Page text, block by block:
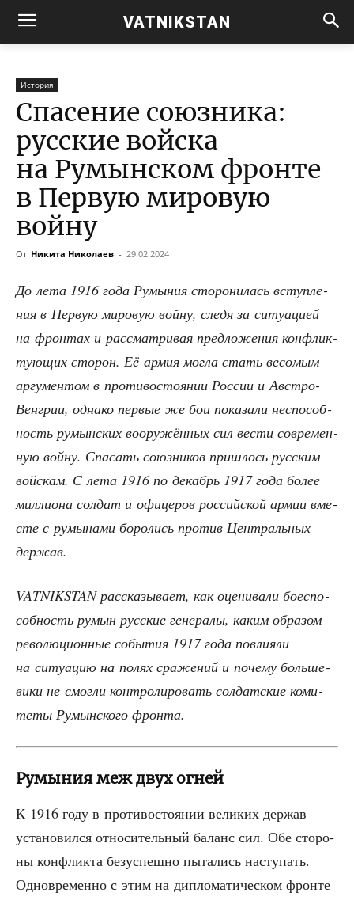
VATNIKSTAN
История
Спасение союзника:
русские войска
на Румынском фронте
в Первую мировую
войну
От Никита Николаев - 29.02.2024
До лета 1916 года Румы­ния сто­ро­ни­лась вступ­ле­
ния в Первую миро­вую вой­ну, сле­дя за ситу­а­ци­ей
на фрон­тах и рас­смат­ри­вая пред­ло­же­ния кон­флик­
ту­ю­щих сто­рон. Её армия мог­ла стать весо­мым
аргу­мен­том в про­ти­во­сто­я­нии Рос­сии и Авст­ро-
Вен­грии, одна­ко пер­вые же бои пока­за­ли неспо­соб­
ность румын­ских воору­жён­ных сил вести совре­мен­
ную вой­ну. Спа­сать союз­ни­ков при­шлось рус­ским
вой­скам. С лета 1916 по декабрь 1917 года более
мил­ли­о­на сол­дат и офи­це­ров рос­сий­ской армии вме­
сте с румы­на­ми боро­лись про­тив Цен­траль­ных
держав.
VATNIKSTAN рас­ска­зы­ва­ет, как оце­ни­ва­ли бое­спо­
соб­ность румын рус­ские гене­ра­лы, каким обра­зом
рево­лю­ци­он­ные собы­тия 1917 года повли­я­ли
на ситу­а­цию на полях сра­же­ний и поче­му боль­ше­
ви­ки не смог­ли кон­тро­ли­ро­вать сол­дат­ские коми­
те­ты Румын­ско­го фронта.
Румыния меж двух огней
К 1916 году в про­ти­во­сто­я­нии вели­ких дер­жав
уста­но­вил­ся отно­си­тель­ный баланс сил. Обе сто­ро­
ны кон­флик­та без­успеш­но пыта­лись насту­пать.
Одно­вре­мен­но с этим на дипло­ма­ти­че­ском фрон­те